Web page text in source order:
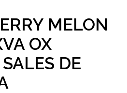
MELON
OX
DE